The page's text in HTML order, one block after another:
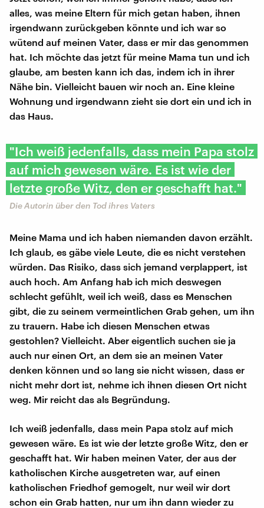
alles, was meine Eltern für mich getan haben, ihnen
irgendwann zurückgeben könnte und ich war so
wütend auf meinen Vater, dass er mir das genommen
hat. Ich möchte das jetzt für meine Mama tun und ich
glaube, am besten kann ich das, indem ich in ihrer
Nähe bin. Vielleicht bauen wir noch an. Eine kleine
Wohnung und irgendwann zieht sie dort ein und ich in
das Haus.
"Ich weiß jedenfalls, dass mein Papa stolz
auf mich gewesen wäre. Es ist wie der
letzte große Witz, den er geschafft hat."
Die Autorin über den Tod ihres Vaters
Meine Mama und ich haben niemanden davon erzählt.
Ich glaub, es gäbe viele Leute, die es nicht verstehen
würden. Das Risiko, dass sich jemand verplappert, ist
auch hoch. Am Anfang hab ich mich deswegen
schlecht gefühlt, weil ich weiß, dass es Menschen
gibt, die zu seinem vermeintlichen Grab gehen, um ihn
zu trauern. Habe ich diesen Menschen etwas
gestohlen? Vielleicht. Aber eigentlich suchen sie ja
auch nur einen Ort, an dem sie an meinen Vater
denken können und so lang sie nicht wissen, dass er
nicht mehr dort ist, nehme ich ihnen diesen Ort nicht
weg. Mir reicht das als Begründung.
Ich weiß jedenfalls, dass mein Papa stolz auf mich
gewesen wäre. Es ist wie der letzte große Witz, den er
geschafft hat. Wir haben meinen Vater, der aus der
katholischen Kirche ausgetreten war, auf einen
katholischen Friedhof gemogelt, nur weil wir dort
schon ein Grab hatten, nur um ihn dann wieder zu